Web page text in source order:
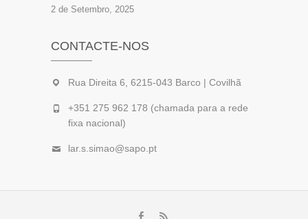
2 de Setembro, 2025
CONTACTE-NOS
Rua Direita 6, 6215-043 Barco | Covilhã
+351 275 962 178 (chamada para a rede
fixa nacional)
lar.s.simao@sapo.pt
Facebook